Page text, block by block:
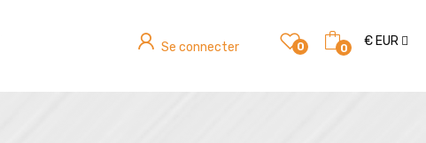
Se connecter 0 0 €EUR